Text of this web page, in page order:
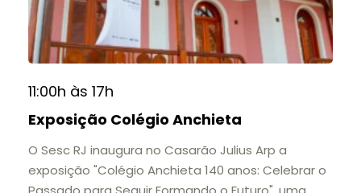
11:00h às 17h
Exposição Colégio Anchieta
O Sesc RJ inaugura no Casarão Julius Arp a
exposição "Colégio Anchieta 140 anos: Celebrar o